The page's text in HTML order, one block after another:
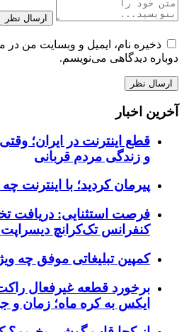
ارسال نظر
ذخیره نام، ایمیل و وبسایت من در
دوباره دیدگاهی می‌نویسم.
آخرین اخبار
قطع اینترنت در ایران؛
و زندگی مردم قربانی
پیرمان کردید؛ با اینترنت
کنفرانس تک‌کرانچ دیسراپت ۲۰۲۶
کمپین تبلیغاتی موفق چه
ایکس به کره ماه؛ زمان و